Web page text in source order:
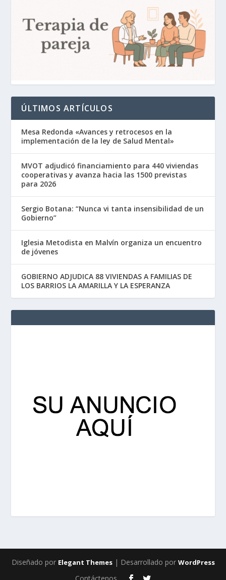
ÚLTIMOS ARTÍCULOS
Mesa Redonda «Avances y retrocesos en la
implementación de la ley de Salud Mental»
MVOT adjudicó financiamiento para 440 viviendas
cooperativas y avanza hacia las 1500 previstas
para 2026
Sergio Botana: “Nunca vi tanta insensibilidad de un
Gobierno”
Iglesia Metodista en Malvín organiza un encuentro
de jóvenes
GOBIERNO ADJUDICA 88 VIVIENDAS A FAMILIAS DE
LOS BARRIOS LA AMARILLA Y LA ESPERANZA
Diseñado por Elegant Themes| Desarrollado por WordPress